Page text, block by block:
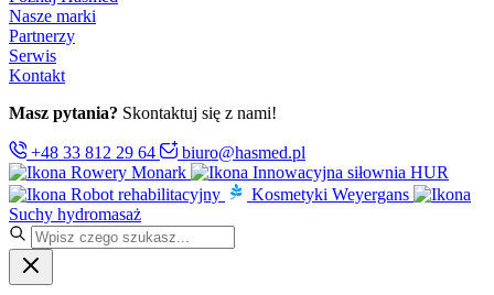
Nasze marki
Partnerzy
Serwis
Kontakt
Masz pytania? Skontaktuj się z nami!
+48 33 812 29 64
biuro@hasmed.pl
Rowery Monark
Innowacyjna siłownia HUR
Robot rehabilitacyjny
Kosmetyki Weyergans
Suchy hydromasaż